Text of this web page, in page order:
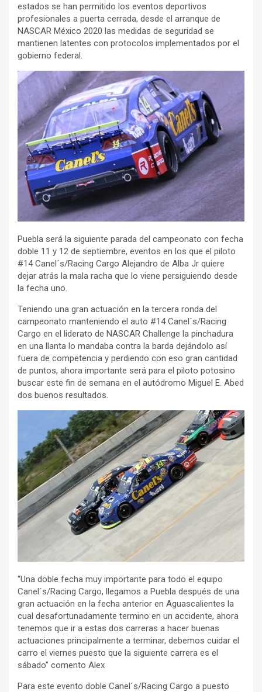
estados se han permitido los eventos deportivos
profesionales a puerta cerrada, desde el arranque de
NASCAR México 2020 las medidas de seguridad se
mantienen latentes con protocolos implementados por el
gobierno federal.
Puebla será la siguiente parada del campeonato con fecha
doble 11 y 12 de septiembre, eventos en los que el piloto
#14 Canel´s/Racing Cargo Alejandro de Alba Jr quiere
dejar atrás la mala racha que lo viene persiguiendo desde
la fecha uno.
Teniendo una gran actuación en la tercera ronda del
campeonato manteniendo el auto #14 Canel´s/Racing
Cargo en el liderato de NASCAR Challenge la pinchadura
en una llanta lo mandaba contra la barda dejándolo así
fuera de competencia y perdiendo con eso gran cantidad
de puntos, ahora importante será para el piloto potosino
buscar este fin de semana en el autódromo Miguel E. Abed
dos buenos resultados.
“Una doble fecha muy importante para todo el equipo
Canel´s/Racing Cargo, llegamos a Puebla después de una
gran actuación en la fecha anterior en Aguascalientes la
cual desafortunadamente termino en un accidente, ahora
tenemos que ir a estas dos carreras a hacer buenas
actuaciones principalmente a terminar, debemos cuidar el
carro el viernes puesto que la siguiente carrera es el
sábado” comento Alex
Para este evento doble Canel´s/Racing Cargo a puesto